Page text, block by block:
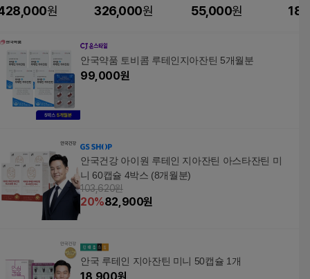
퓨터 ㄱ자 코너 파티
원
컴퓨터 ㄱ자 코너 파티
326,000원 55,000원
서실
안국약품 토비콤 루테인지아잔틴 5개월분
99,000원
안국건강 아이원 루테인 지아잔틴 아스타잔틴 미
니 60캡슐 4박스 (8개월분)
103,620원
20%82,900원
안국 루테인 지아잔틴 미니 50캡슐 1개